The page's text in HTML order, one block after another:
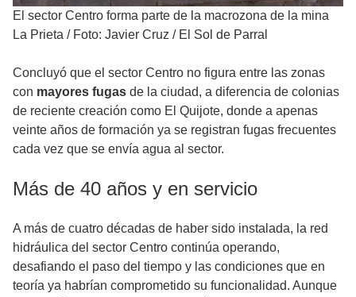
El sector Centro forma parte de la macrozona de la mina
La Prieta / Foto: Javier Cruz / El Sol de Parral
Concluyó que el sector Centro no figura entre las zonas
con mayores fugas de la ciudad, a diferencia de colonias
de reciente creación como El Quijote, donde a apenas
veinte años de formación ya se registran fugas frecuentes
cada vez que se envía agua al sector.
Más de 40 años y en servicio
A más de cuatro décadas de haber sido instalada, la red
hidráulica del sector Centro continúa operando,
desafiando el paso del tiempo y las condiciones que en
teoría ya habrían comprometido su funcionalidad. Aunque